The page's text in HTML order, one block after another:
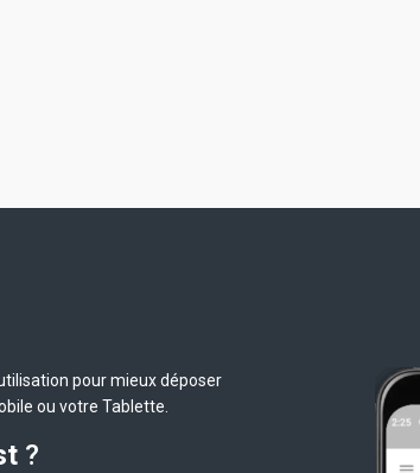
pour mieux déposer
ou votre Tablette.
?